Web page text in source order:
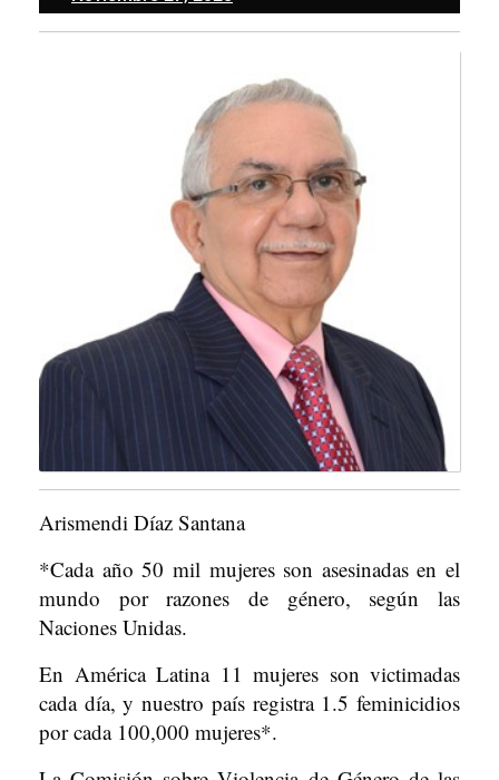
27,
Arismendi Díaz Santana
*Cada año 50 mil mujeres son asesinadas en el
mundo por razones de género, según las
Naciones Unidas.
En América Latina 11 mujeres son victimadas
cada día, y nuestro país registra 1.5 feminicidios
por cada 100,000 mujeres*.